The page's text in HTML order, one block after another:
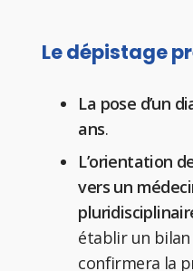
Le dépistage
La pose d’un
ans.
L’orientation
vers un
établir un
confirmera la